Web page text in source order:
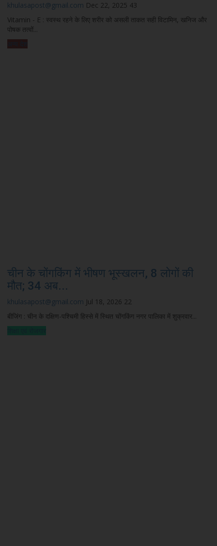
khulasapost@gmail.com Dec 22, 2025 43
Vitamin - E : स्वस्थ रहने के लिए शरीर को असली ताकत सही विटामिन, खनिज और
पोषक तत्वों...
चीन के चोंगकिंग में भीषण भूस्खलन, 8 लोगों की
मौत; 34 अब...
khulasapost@gmail.com Jul 18, 2026 22
बीजिंग : चीन के दक्षिण-पश्चिमी हिस्से में स्थित चोंगकिंग नगर पालिका में शुक्रवार...